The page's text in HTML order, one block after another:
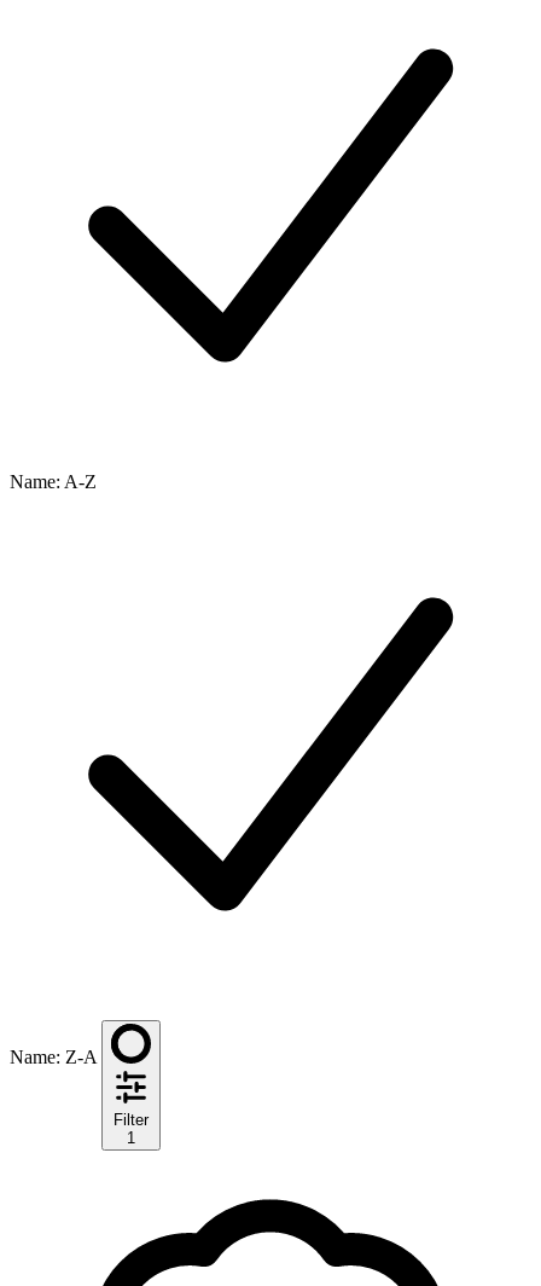
Name: A-Z
Name: Z-A
Filter
1